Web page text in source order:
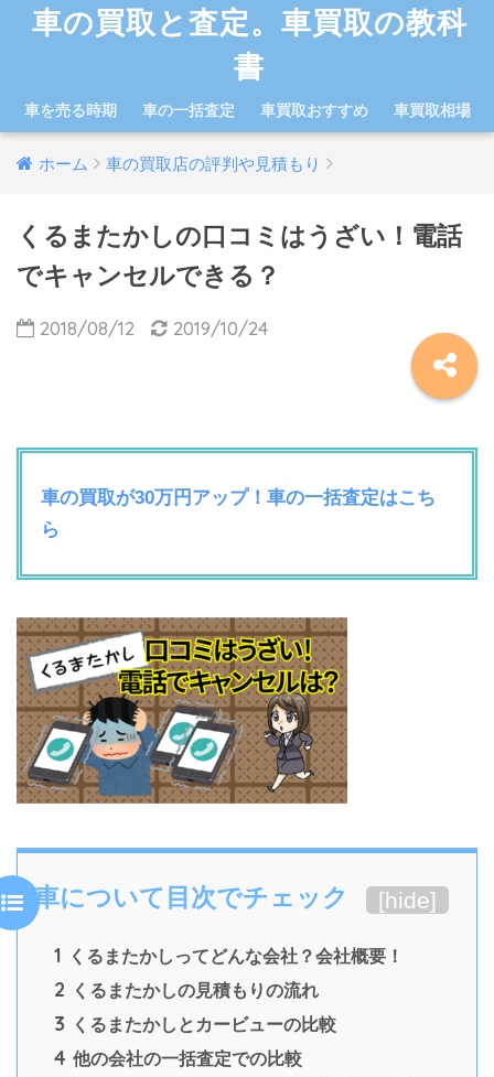
車の買取と査定。車買取の教科
書
車を売る時期 車の一括査定 車買取おすすめ 車買取相場
ホーム 車の買取店の評判や見積もり
くるまたかしの口コミはうざい！電話
でキャンセルできる？
2018/08/12 2019/10/24
車の買取が30万円アップ！車の一括査定はこち
ら
車について目次でチェック [hide]
1 くるまたかしってどんな会社？会社概要！
2 くるまたかしの見積もりの流れ
3 くるまたかしとカービューの比較
4 他の会社の一括査定での比較